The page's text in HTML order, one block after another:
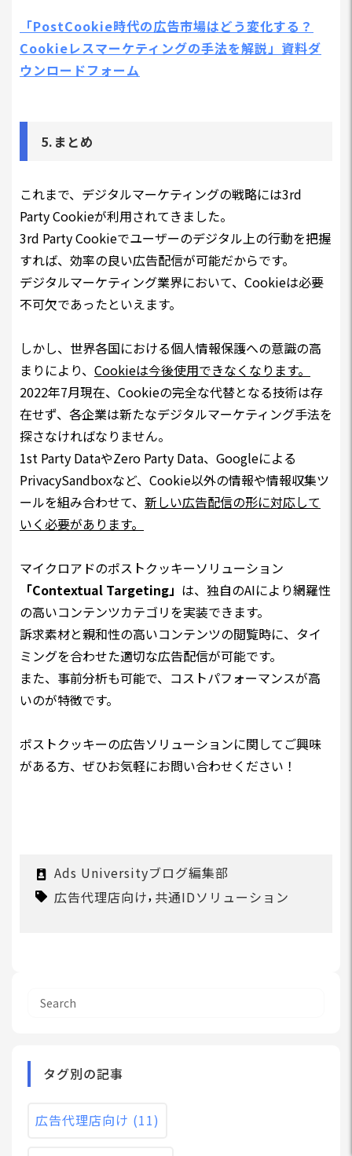
「PostCookie時代の広告市場はどう変化する？
Cookieレスマーケティングの手法を解説」資料ダ
ウンロードフォーム
5.まとめ
これまで、デジタルマーケティングの戦略には3rd
Party Cookieが利用されてきました。
3rd Party Cookieでユーザーのデジタル上の行動を把握
すれば、効率の良い広告配信が可能だからです。
デジタルマーケティング業界において、Cookieは必要
不可欠であったといえます。
しかし、世界各国における個人情報保護への意識の高
まりにより、 Cookieは今後使用できなくなります。
2022年7月現在、Cookieの完全な代替となる技術は存
在せず、各企業は新たなデジタルマーケティング手法を
探さなければなりません。
1st Party DataやZero Party Data、Googleによる
PrivacySandboxなど、Cookie以外の情報や情報収集ツ
ールを組み合わせて、 新しい広告配信の形に対応して
いく必要があります。
マイクロアドのポストクッキーソリューション
「Contextual Targeting」 は、独自のAIにより網羅性
の高いコンテンツカテゴリを実装できます。
訴求素材と親和性の高いコンテンツの閲覧時に、タイ
ミングを合わせた適切な広告配信が可能です。
また、事前分析も可能で、コストパフォーマンスが高
いのが特徴です。
ポストクッキーの広告ソリューションに関してご興味
がある方、ぜひお気軽にお問い合わせください！
Ads Universityブログ編集部
広告代理店向け, 共通IDソリューション
タグ別の記事
広告代理店向け (11)